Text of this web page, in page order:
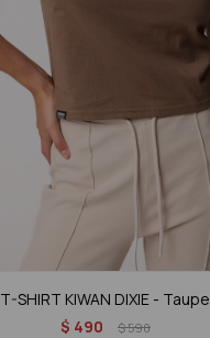
T-SHIRT KIWAN DIXIE - Taupe
$ 490 $590